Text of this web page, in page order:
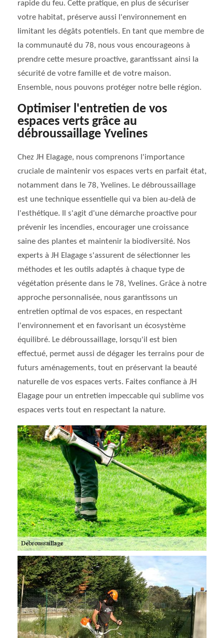
rapide du feu. Cette pratique, en plus de sécuriser
votre habitat, préserve aussi l'environnement en
limitant les dégâts potentiels. En tant que membre de
la communauté du 78, nous vous encourageons à
prendre cette mesure proactive, garantissant ainsi la
sécurité de votre famille et de votre maison.
Ensemble, nous pouvons protéger notre belle région.
Optimiser l'entretien de vos
espaces verts grâce au
débroussaillage Yvelines
Chez JH Elagage, nous comprenons l'importance
cruciale de maintenir vos espaces verts en parfait état,
notamment dans le 78, Yvelines. Le débroussaillage
est une technique essentielle qui va bien au-delà de
l'esthétique. Il s'agit d'une démarche proactive pour
prévenir les incendies, encourager une croissance
saine des plantes et maintenir la biodiversité. Nos
experts à JH Elagage s'assurent de sélectionner les
méthodes et les outils adaptés à chaque type de
végétation présente dans le 78, Yvelines. Grâce à notre
approche personnalisée, nous garantissons un
entretien optimal de vos espaces, en respectant
l'environnement et en favorisant un écosystème
équilibré. Le débroussaillage, lorsqu'il est bien
effectué, permet aussi de dégager les terrains pour de
futurs aménagements, tout en préservant la beauté
naturelle de vos espaces verts. Faites confiance à JH
Elagage pour un entretien impeccable qui sublime vos
espaces verts tout en respectant la nature.